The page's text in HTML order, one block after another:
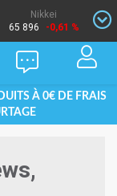
Nikkei
65 896
-0,61 %
À 0€ DE FRAIS